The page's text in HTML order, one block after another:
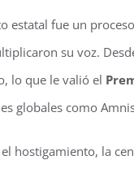
estatal fue un
su voz.
lo que le valió el
globales como
hostigamiento, la